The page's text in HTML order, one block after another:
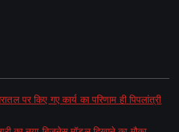
पर किए गए कार्य का परिणाम ही पिपलांत्री